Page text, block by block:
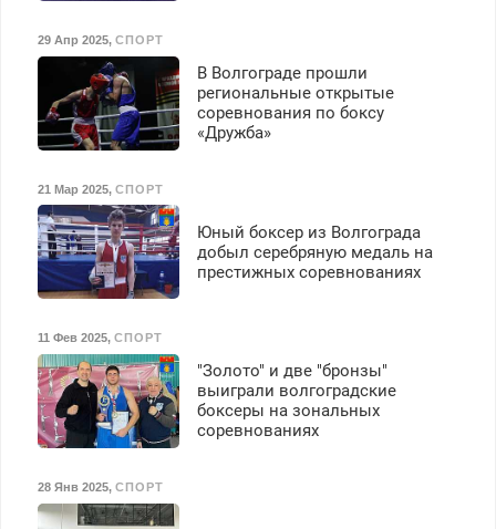
29 Апр 2025, СПОРТ
В Волгограде прошли
региональные открытые
соревнования по боксу
«Дружба»
21 Мар 2025, СПОРТ
Юный боксер из Волгограда
добыл серебряную медаль на
престижных соревнованиях
11 Фев 2025, СПОРТ
"Золото" и две "бронзы"
выиграли волгоградские
боксеры на зональных
соревнованиях
28 Янв 2025, СПОРТ